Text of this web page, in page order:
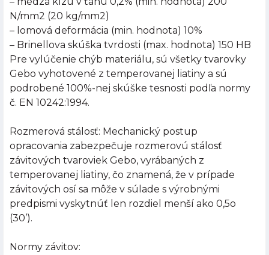
N/mm2 (20 kg/mm2)
– lomová deformácia (min. hodnota) 10%
– Brinellova skúška tvrdosti (max. hodnota) 150 HB
Pre vylúčenie chýb materiálu, sú všetky tvarovky
Gebo vyhotovené z temperovanej liatiny a sú
podrobené 100%-nej skúške tesnosti podľa normy
č. EN 10242:1994.
Rozmerová stálosť: Mechanický postup
opracovania zabezpečuje rozmerovú stálosť
závitových tvaroviek Gebo, vyrábaných z
temperovanej liatiny, čo znamená, že v prípade
závitových osí sa môže v súlade s výrobnými
predpismi vyskytnúť len rozdiel menší ako 0,5o
(30’).
Normy závitov: